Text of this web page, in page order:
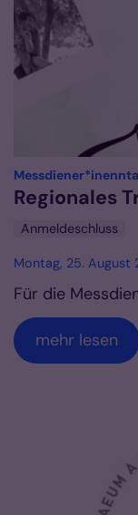
Regionales
Anmeldeschluss
Montag, 25. August
Für die
mehr lesen